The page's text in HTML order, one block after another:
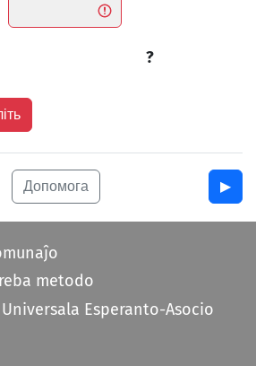
?
Допомога ▶︎
metodo
Universala Esperanto-Asocio